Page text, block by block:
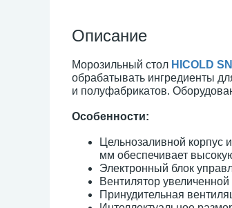
Описание
Морозильный стол HICOLD
обрабатывать ингредиенты
и полуфабрикатов.
Особенности:
Цельнозаливной корпус
мм обеспечивает
Электронный блок
Вентилятор
Принудительная